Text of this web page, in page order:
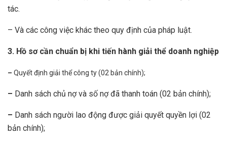
tác.
– Và các công việc khác theo quy định của pháp luật.
3. Hồ sơ cần chuẩn bị khi tiến hành giải thể doanh nghiệp
– Quyết định giải thể công ty (02 bản chính);
– Danh sách chủ nợ và số nợ đã thanh toán (02 bản chính);
– Danh sách người lao động được giải quyết quyền lợi (02
bản chính);